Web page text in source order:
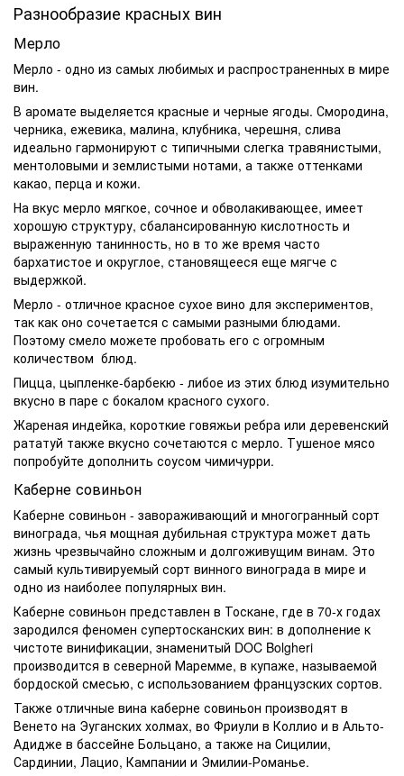
Разнообразие красных вин
Мерло
Мерло - одно из самых любимых и распространенных в мире
вин.
В аромате выделяется красные и черные ягоды. Смородина,
черника, ежевика, малина, клубника, черешня, слива
идеально гармонируют с типичными слегка травянистыми,
ментоловыми и землистыми нотами, а также оттенками
какао, перца и кожи.
На вкус мерло мягкое, сочное и обволакивающее, имеет
хорошую структуру, сбалансированную кислотность и
выраженную танинность, но в то же время часто
бархатистое и округлое, становящееся еще мягче с
выдержкой.
Мерло - отличное красное сухое вино для экспериментов,
так как оно сочетается с самыми разными блюдами.
Поэтому смело можете пробовать его с огромным
количеством блюд.
Пицца, цыпленке-барбекю - либое из этих блюд изумительно
вкусно в паре с бокалом красного сухого.
Жареная индейка, короткие говяжьи ребра или деревенский
рататуй также вкусно сочетаются с мерло. Тушеное мясо
попробуйте дополнить соусом чимичурри.
Каберне совиньон
Каберне совиньон - завораживающий и многогранный сорт
винограда, чья мощная дубильная структура может дать
жизнь чрезвычайно сложным и долгоживущим винам. Это
самый культивируемый сорт винного винограда в мире и
одно из наиболее популярных вин.
Каберне совиньон представлен в Тоскане, где в 70-х годах
зародился феномен супертосканских вин: в дополнение к
чистоте винификации, знаменитый DOC Bolgheri
производится в северной Маремме, в купаже, называемой
бордоской смесью, с использованием французских сортов.
Также отличные вина каберне совиньон производят в
Венето на Эуганских холмах, во Фриули в Коллио и в Альто-
Адидже в бассейне Больцано, а также на Сицилии,
Сардинии, Лацио, Кампании и Эмилии-Романье.